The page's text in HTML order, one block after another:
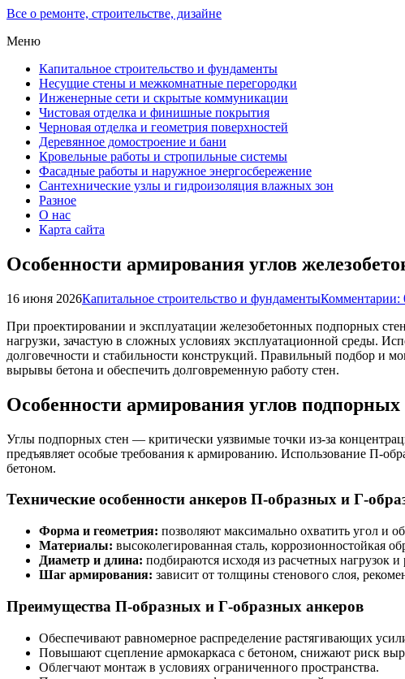
Все о ремонте, строительстве, дизайне
Меню
Капитальное строительство и фундаменты
Несущие стены и межкомнатные перегородки
Инженерные сети и скрытые коммуникации
Чистовая отделка и финишные покрытия
Черновая отделка и геометрия поверхностей
Деревянное домостроение и бани
Кровельные работы и стропильные системы
Фасадные работы и наружное энергосбережение
Сантехнические узлы и гидроизоляция влажных зон
Разное
О нас
Карта сайта
Особенности армирования углов
16 июня 2026Капитальное строительство и фундаментыКомментарии:
При проектировании и эксплуатации железобетонных подпорных
нагрузки, зачастую в сложных условиях эксплуатационной среды.
долговечности и стабильности конструкций. Правильный подбор и
вырывы бетона и обеспечить долговременную работу стен.
Особенности армирования углов
Углы подпорных стен — критически уязвимые точки из-за
предъявляет особые требования к армированию. Использование П-
бетоном.
Технические особенности анкеров П-образных и Г-
Форма и геометрия: позволяют максимально охватить угол и
Материалы: высоколегированная сталь, коррозионностойкая
Диаметр и длина: подбираются исходя из расчетных нагрузок
Шаг армирования: зависит от толщины стенового слоя,
Преимущества П-образных и Г-образных анкеров
Обеспечивают равномерное распределение растягивающих
Повышают сцепление армокаркаса с бетоном, снижают риск
Облегчают монтаж в условиях ограниченного пространства.